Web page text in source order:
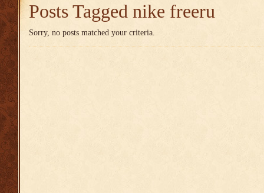
Posts Tagged nike freeru
Sorry, no posts matched your criteria.